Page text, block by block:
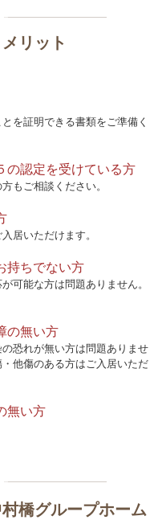
リット
を証明できる書類をご準備く
認定を受けている方
もご相談ください。
居いただけます。
持ちでない方
可能な方は問題ありません。
の無い方
恐れが無い方は問題ありませ
他傷のある方はご入居いただ
無い方
橋グループホーム